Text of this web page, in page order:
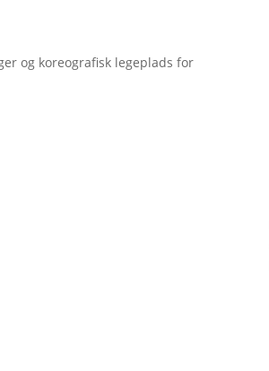
og koreografisk legeplads for